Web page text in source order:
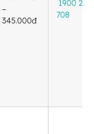
–
345.000đ
1900 272
708